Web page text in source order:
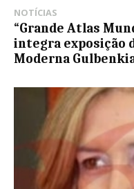
NOTÍCIAS
“Grande Atlas
integra exposição
Moderna